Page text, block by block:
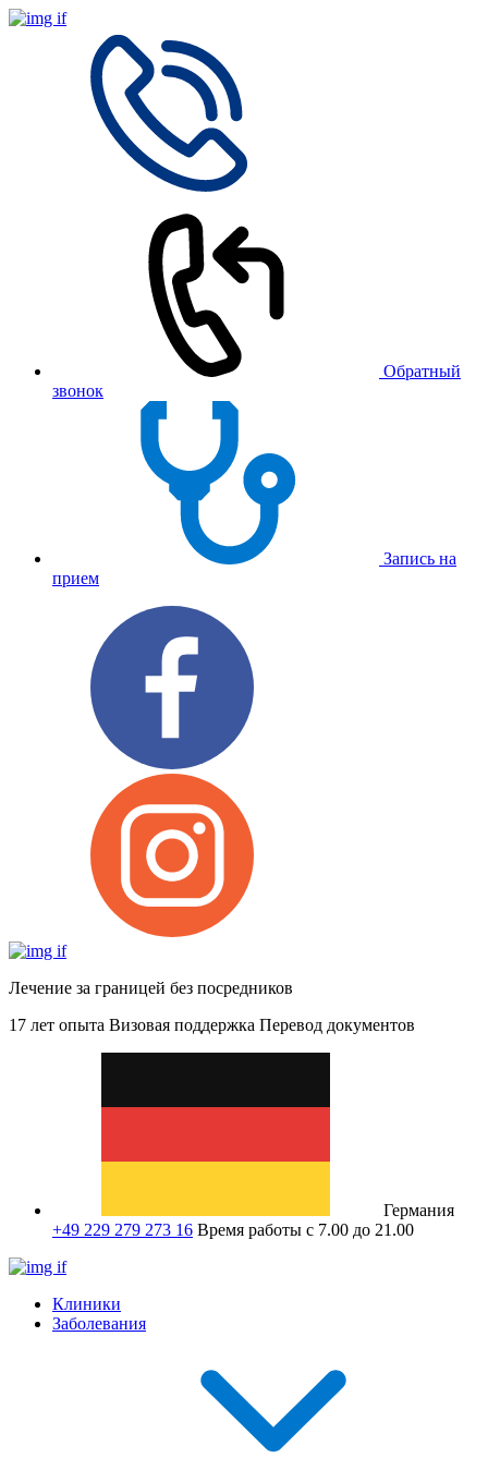
Обратный
звонок
Запись на
прием
Лечение за границей без посредников
17 лет опыта Визовая поддержка Перевод документов
Германия
+49 229 279 273 16 Время работы с 7.00 до 21.00
Клиники
Заболевания